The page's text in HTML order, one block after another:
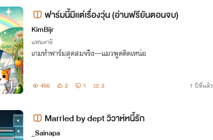
ฟาร์มนี้มีเเต่เรื่องวุ่น (อ่านฟรียันตอนจบ)
KimBijr
แฟนตาซี
เกมทำฟาร์มสุดสมจริง—เเมวพูดติดเหน่อ
456 2 1 2 1 ปีที่แล้ว
Married by dept วิวาห์หนี้รัก
_Sainapa